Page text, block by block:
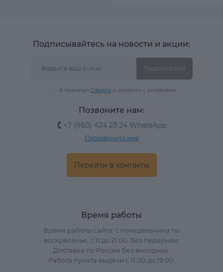
Подписывайтесь на новости и акции:
Подписаться
Я прочитал Оферта и согласен с условиями
Позвоните нам:
+7 (960) 424 23 24 WhatsApp
Перезвоните мне
Перейти в контакты
Время работы
Время работы сайта: с понедельника по
воскресенье, с 11 до 21.00. Без перерыва.
Доставка по России без выходных.
Работа пункта выдачи с 11.00 до 19.00.